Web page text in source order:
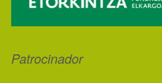
Patrocinador